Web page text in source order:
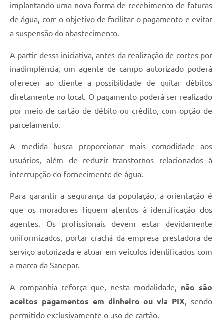
implantando uma nova forma de recebimento de faturas
de água, com o objetivo de facilitar o pagamento e evitar
a suspensão do abastecimento.
A partir dessa iniciativa, antes da realização de cortes por
inadimplência, um agente de campo autorizado poderá
oferecer ao cliente a possibilidade de quitar débitos
diretamente no local. O pagamento poderá ser realizado
por meio de cartão de débito ou crédito, com opção de
parcelamento.
A medida busca proporcionar mais comodidade aos
usuários, além de reduzir transtornos relacionados à
interrupção do fornecimento de água.
Para garantir a segurança da população, a orientação é
que os moradores fiquem atentos à identificação dos
agentes. Os profissionais devem estar devidamente
uniformizados, portar crachá da empresa prestadora de
serviço autorizada e atuar em veículos identificados com
a marca da Sanepar.
A companhia reforça que, nesta modalidade, não são
aceitos pagamentos em dinheiro ou via PIX , sendo
permitido exclusivamente o uso de cartão.